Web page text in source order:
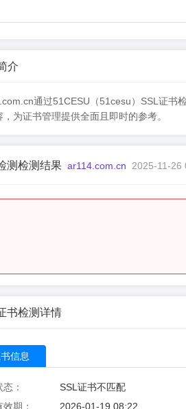
介
通过51CESU（51cesu）SSL证书
，为证书管理提供全面且即时的参考。
测检测结果 ar114.com.cn 2025-11-26
书检测详情
信息
：
SSL证书不匹配
期：
2026-01-19 08:22